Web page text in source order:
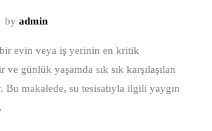
by admin
bir evin veya iş yerinin en kritik
günlük yaşamda sık sık karşılaşılan
Bu makalede, su tesisatıyla ilgili yaygın